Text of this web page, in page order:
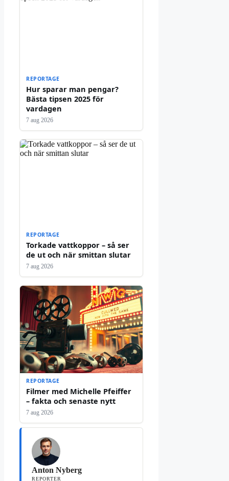
REPORTAGE
Hur sparar man pengar?
Bästa tipsen 2025 för
vardagen
7 aug 2026
REPORTAGE
Torkade vattkoppor – så ser
de ut och när smittan slutar
7 aug 2026
REPORTAGE
Filmer med Michelle Pfeiffer
– fakta och senaste nytt
7 aug 2026
Anton Nyberg
REPORTER